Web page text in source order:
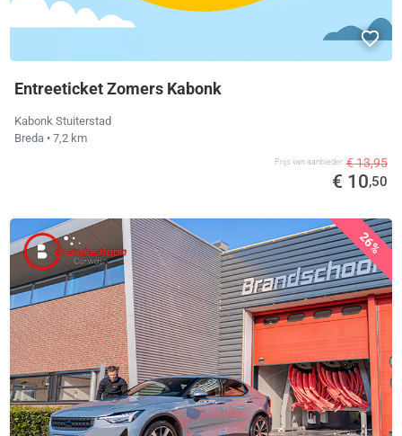
Entreeticket Zomers Kabonk
Kabonk Stuiterstad
Breda • 7,2 km
Prijs van aanbieder € 13,95
€ 10,50
26%